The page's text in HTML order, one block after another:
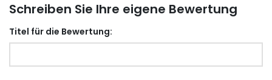
Schreiben Sie Ihre eigene Bewertung
Titel für die Bewertung: